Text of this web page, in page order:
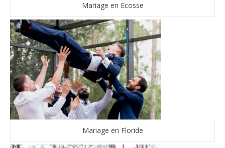
Mariage en Ecosse
Mariage en Floride